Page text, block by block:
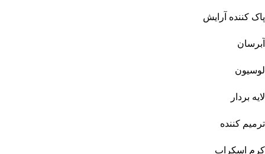
پاک کننده آرایش
آبرسان
لوسیون
لایه بردار
ترمیم کننده
کرم اسکراب